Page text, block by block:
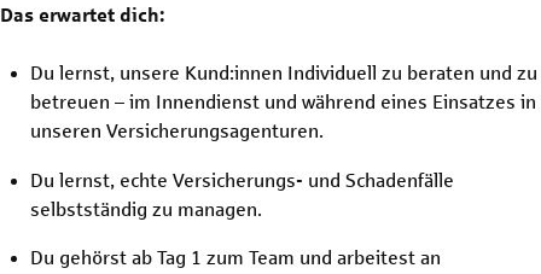
Das erwartet dich:
Du lernst, unsere Kund:innen Individuell zu beraten und zu
betreuen – im Innendienst und während eines Einsatzes in
unseren Versicherungsagenturen.
Du lernst, echte Versicherungs- und Schadenfälle
selbstständig zu managen.
Du gehörst ab Tag 1 zum Team und arbeitest an